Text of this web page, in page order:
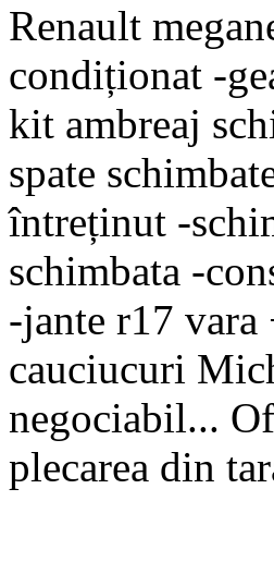
Renault
condiționat -
kit ambreaj
spate
întreținut -
schimbata -
-jante r17
cauciucuri
negociabil...
plecarea din